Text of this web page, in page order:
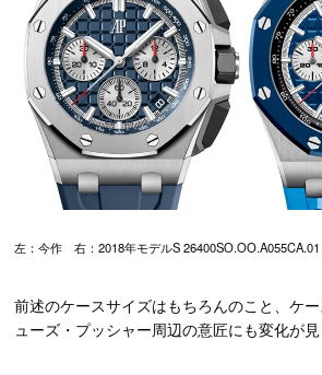
左：今作 右：2018年モデルS
前述のケースサイズはもちろんのこと、ケ
ューズ・プッシャー周辺の意匠にも変化が見